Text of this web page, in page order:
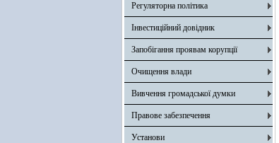
Регуляторна політика
Інвестиційний довідник
Запобігання проявам корупції
Очищення влади
Вивчення громадської думки
Правове забезпечення
Установи